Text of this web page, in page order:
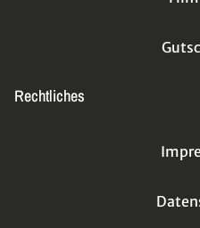
Rechtliches